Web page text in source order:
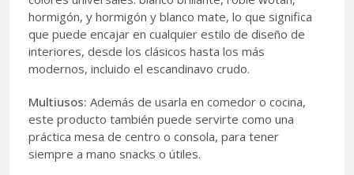
hormigón, y hormigón y blanco mate, lo que significa
que puede encajar en cualquier estilo de diseño de
interiores, desde los clásicos hasta los más
modernos, incluido el escandinavo crudo.
Multiusos: Además de usarla en comedor o cocina,
este producto también puede servirte como una
práctica mesa de centro o consola, para tener
siempre a mano snacks o útiles.